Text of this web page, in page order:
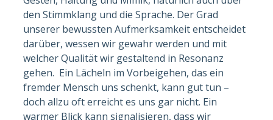
den Stimmklang und die Sprache. Der Grad
unserer bewussten Aufmerksamkeit entscheidet
darüber, wessen wir gewahr werden und mit
welcher Qualität wir gestaltend in Resonanz
gehen. Ein Lächeln im Vorbeigehen, das ein
fremder Mensch uns schenkt, kann gut tun –
doch allzu oft erreicht es uns gar nicht. Ein
warmer Blick kann signalisieren, dass wir